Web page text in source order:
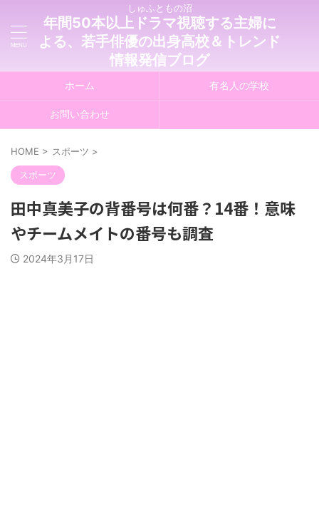
しゅふともの沼
年間50本以上ドラマ視聴する主婦に
よる、若手俳優の出身高校＆トレンド
情報発信ブログ
ホーム 有名人の学校
お問い合わせ
HOME > スポーツ >
スポーツ
田中真美子の背番号は何番？14番！意味
やチームメイトの番号も調査
2024年3月17日